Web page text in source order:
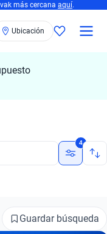
más cercana aquí.
Ubicación
4
Guardar búsqueda